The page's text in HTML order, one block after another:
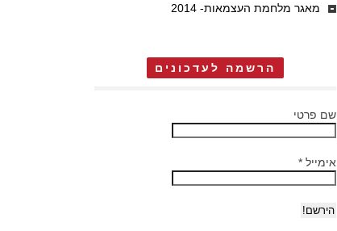
מאגר מלחמת העצמאות- 2014
הרשמה לעדכונים
שם פרטי
אימייל *